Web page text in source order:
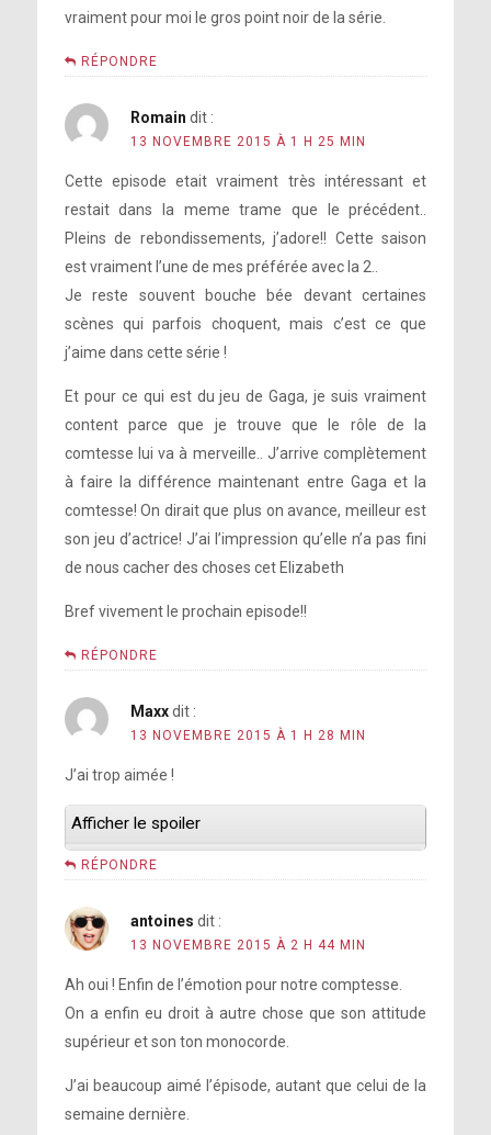
vraiment pour moi le gros point noir de la série.
RÉPONDRE
Romain dit :
13 NOVEMBRE 2015 À 1 H 25 MIN
Cette episode etait vraiment très intéressant et
restait dans la meme trame que le précédent..
Pleins de rebondissements, j’adore!! Cette saison
est vraiment l’une de mes préférée avec la 2..
Je reste souvent bouche bée devant certaines
scènes qui parfois choquent, mais c’est ce que
j’aime dans cette série !
Et pour ce qui est du jeu de Gaga, je suis vraiment
content parce que je trouve que le rôle de la
comtesse lui va à merveille.. J’arrive complètement
à faire la différence maintenant entre Gaga et la
comtesse! On dirait que plus on avance, meilleur est
son jeu d’actrice! J’ai l’impression qu’elle n’a pas fini
de nous cacher des choses cet Elizabeth
Bref vivement le prochain episode!!
RÉPONDRE
Maxx dit :
13 NOVEMBRE 2015 À 1 H 28 MIN
J’ai trop aimée !
Afficher le spoiler
RÉPONDRE
antoines dit :
13 NOVEMBRE 2015 À 2 H 44 MIN
Ah oui ! Enfin de l’émotion pour notre comptesse.
On a enfin eu droit à autre chose que son attitude
supérieur et son ton monocorde.
J’ai beaucoup aimé l’épisode, autant que celui de la
semaine dernière.